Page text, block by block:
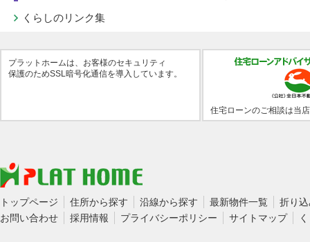
くらしのリンク集
プラットホームは、お客様のセキュリティ
保護のためSSL暗号化通信を導入しています。
住宅ローンのご相談は当
トップページ 住所から探す 沿線から探す 最新物件一覧
折り
お問い合わせ
採用情報 プライバシーポリシー サイトマップ